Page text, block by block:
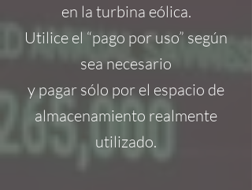
en la turbina eólica.
Utilice el “pago por uso” según
sea necesario
y pagar sólo por el espacio de
almacenamiento realmente
utilizado.